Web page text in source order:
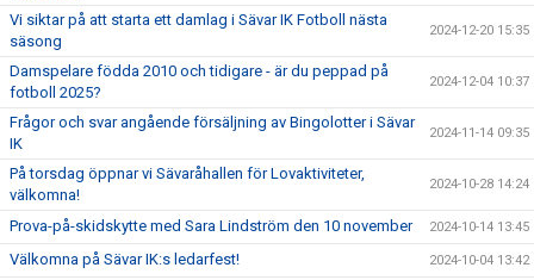
Vi siktar på att starta ett damlag i Sävar IK Fotboll nästa
säsong
2024-12-20 15:35
Damspelare födda 2010 och tidigare - är du peppad på
fotboll 2025?
2024-12-04 10:37
Frågor och svar angående försäljning av Bingolotter i Sävar
IK
2024-11-14 09:35
På torsdag öppnar vi Sävaråhallen för Lovaktiviteter,
välkomna!
2024-10-28 14:24
Prova-på-skidskytte med Sara Lindström den 10 november 2024-10-14 13:45
Välkomna på Sävar IK:s ledarfest! 2024-10-04 13:42